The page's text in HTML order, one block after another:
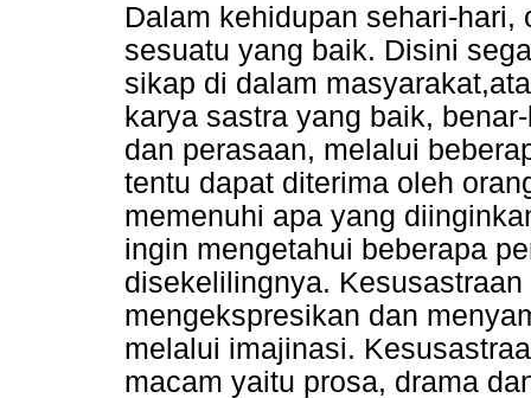
Dalam kehidupan sehari-
sesuatu yang baik. Disini
sikap di dalam
karya sastra yang baik,
dan perasaan, melalui
tentu dapat diterima oleh
memenuhi apa yang
ingin mengetahui beberapa
disekelilingnya.
mengekspresikan dan
melalui imajinasi.
macam yaitu prosa, drama